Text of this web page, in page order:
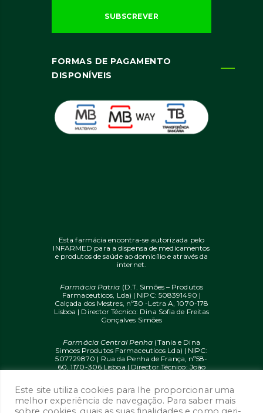
FORMAS DE PAGAMENTO
DISPONÍVEIS
Esta farmácia encontra-se autorizada pelo
INFARMED para a dispensa de medicamentos
e produtos de saúde ao domicílio e através da
internet.
Farmácia Patria (D.T. Simões – Produtos
Farmaceuticos, Lda) | NIPC: 508391490 |
Calçada dos Mestres, nº30 -Letra A, 1070-178
Lisboa | Director Técnico: Dina Sofia de Freitas
Gonçalves Simões
Farmácia Central Penha (Tania e Dina
Simoes Produtos Farmaceuticos Lda) | NIPC:
507729870 | Rua da Penha de França, nº58-
60, 1170-306 Lisboa | Director Técnico: João
© 2020 farmaciaon.pt | Design and
Development: iupi.agencyby Dual Up
Este site utiliza cookies para lhe proporcionar uma
melhor experiência de navegação. Para saber mais